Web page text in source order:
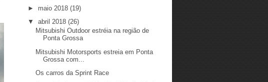
► maio 2018 (19)
▼ abril 2018 (26)
Mitsubishi Outdoor estréia na região de
Ponta Grossa
Mitsubishi Motorsports estreia em Ponta
Grossa com...
Os carros da Sprint Race